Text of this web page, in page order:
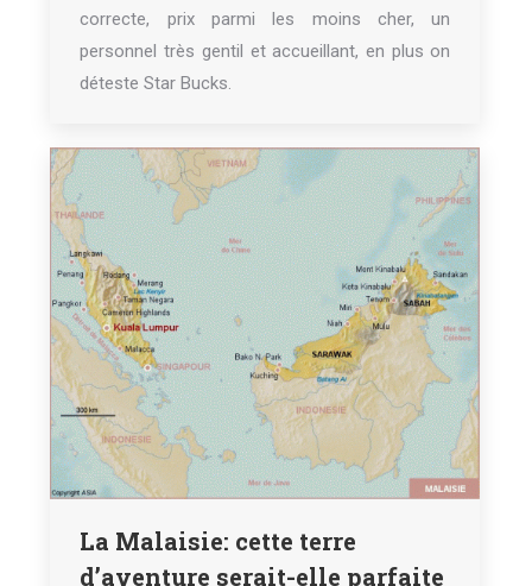
correcte, prix parmi les moins cher, un
personnel très gentil et accueillant, en plus on
déteste Star Bucks.
La Malaisie: cette terre
d’aventure serait-elle parfaite